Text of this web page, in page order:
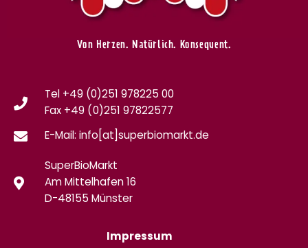
Von Herzen. Natürlich. Konsequent.
Tel +49 (0)251 978225 00
Fax +49 (0)251 97822577
E-Mail: info[at]superbiomarkt.de
SuperBioMarkt
Am Mittelhafen 16
D-48155 Münster
Impressum